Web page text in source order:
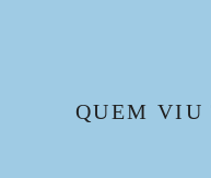
QUEM VIU